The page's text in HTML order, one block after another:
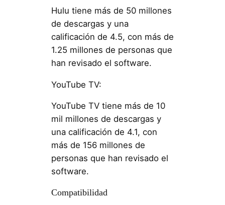
Hulu tiene más de 50 millones
de descargas y una
calificación de 4.5, con más de
1.25 millones de personas que
han revisado el software.
YouTube TV:
YouTube TV tiene más de 10
mil millones de descargas y
una calificación de 4.1, con
más de 156 millones de
personas que han revisado el
software.
Compatibilidad